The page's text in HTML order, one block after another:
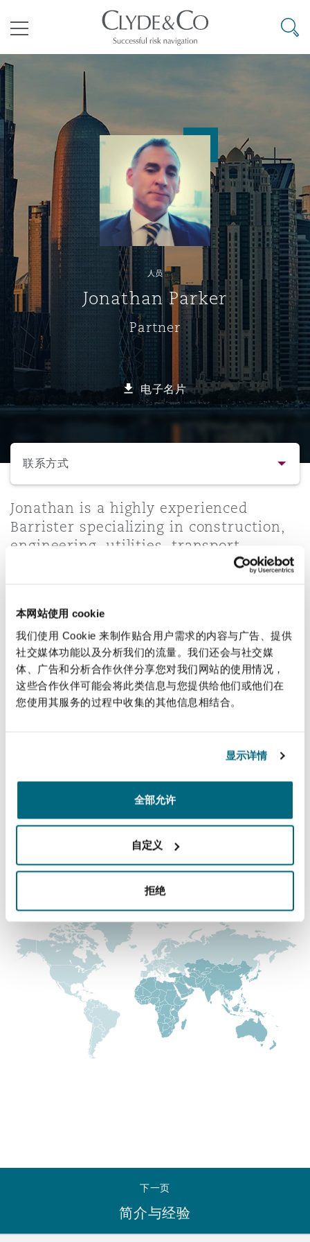
本网站使用 cookie
我们使用 Cookie 来制作贴合用户需求的内容与广告、提供
社交媒体功能以及分析我们的流量。我们还会与社交媒
体、广告和分析合作伙伴分享您对我们网站的使用情况，
这些合作伙伴可能会将此类信息与您提供给他们或他们在
您使用其服务的过程中收集的其他信息相结合。
显示详情
全部允许
自定义
拒绝
空
Carrier Liability
Commerical Dispute
Debt Recovery
Emergency Response & Crisis
Management
Insurance Coverage
Non-Contentious
Regulatory
Satellite & Space
业与咨询 公司
企业、商业与合规保险
数据保护与隐私权
劳动、养老金和移民n
金融
技术、外包与数据
议解决
Commercial Disputes
Commercial Litigation
源、海洋与贸易
Marine
Trade & Commodities
险和再保险
Casualty
Corporate, Commercial &
Insurance
Cyber Risk
Employers' & Public Liability
Financial Institutions,
Officers
Insurance Coverage
Property
Reinsurance
Specialty
目和建筑工程
环境保护法
基础设施
PPP/PFI
Public Procurement
房地产
管法规与调查
Compliance
External Investigations
Financial Services
Fraud & White-Collar Crime
Internal Investigations
Safety, Security, Health &
候变化
Code
& Co Newton - 解锁智能索赔新模式
议融资
Eco Audit
罗
普敦
累斯萨拉姆
翰内斯堡
罗比 – 联营办公室
谷
京
里斯班
庆
港
隆坡 – 联营办公室
尔本
德里 – 联营办公室
海
加坡
拉加斯
西哥城
约热内卢
地亚哥 – 联营办公室
保罗
布扎比
罗
拜
达
雅得
特兰大
士顿
尔加里
加哥
拉斯
佛
萨斯城
斯维加斯
阿密
特利尔
尼克斯
伯丁
尔法斯特
明翰
里斯托尔
里
柏林（圣史蒂芬绿地大厦）
塞尔多夫
丁堡
尔福德
堡
德里
彻斯特，新贝利广场2号
目录
其礼律所事务所
搜寻
人员
Jonathan Parker
Partner
电子名片
联系方式
联系方式
简介与经验
法律解析
Jonathan is a highly experienced
Barrister specializing in construction,
engineering, utilities, transport,
infrastructure, and energy disputes
直线
+974 4 494 1032
+974 6632 5490
+974 4 494 1000
+974 4 494 1004
下一页
简介与经验